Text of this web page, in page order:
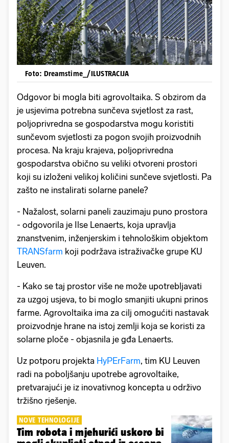
Foto: Dreamstime_/ILUSTRACIJA
Odgovor bi mogla biti agrovoltaika. S obzirom da
je usjevima potrebna sunčeva svjetlost za rast,
poljoprivredna se gospodarstva mogu koristiti
sunčevom svjetlosti za pogon svojih proizvodnih
procesa. Na kraju krajeva, poljoprivredna
gospodarstva obično su veliki otvoreni prostori
koji su izloženi velikoj količini sunčeve svjetlosti. Pa
zašto ne instalirati solarne panele?
- Nažalost, solarni paneli zauzimaju puno prostora
- odgovorila je Ilse Lenaerts, koja upravlja
znanstvenim, inženjerskim i tehnološkim objektom
TRANSfarm koji podržava istraživačke grupe KU
Leuven.
- Kako se taj prostor više ne može upotrebljavati
za uzgoj usjeva, to bi moglo smanjiti ukupni prinos
farme. Agrovoltaika ima za cilj omogućiti nastavak
proizvodnje hrane na istoj zemlji koja se koristi za
solarne ploče - objasnila je gđa Lenaerts.
Uz potporu projekta HyPErFarm, tim KU Leuven
radi na poboljšanju upotrebe agrovoltaike,
pretvarajući je iz inovativnog koncepta u održivo
tržišno rješenje.
NOVE TEHNOLOGIJE
Tim robota i mjehurići uskoro bi